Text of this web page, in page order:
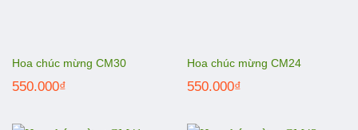
Hoa chúc mừng CM30
550.000₫
Hoa chúc mừng CM24
550.000₫